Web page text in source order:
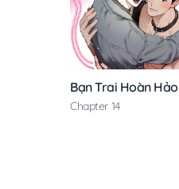
Bạn Trai Hoàn Hảo
Chapter 14